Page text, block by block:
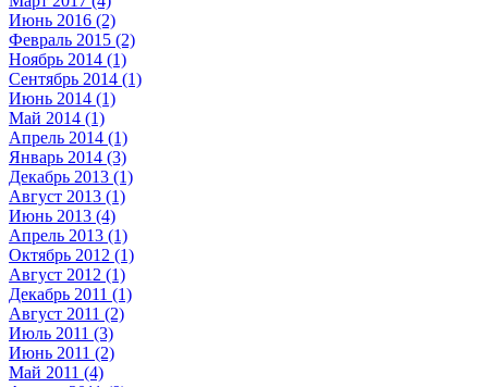
Июнь 2016 (2)
Февраль 2015 (2)
Ноябрь 2014 (1)
Сентябрь 2014 (1)
Июнь 2014 (1)
Май 2014 (1)
Апрель 2014 (1)
Январь 2014 (3)
Декабрь 2013 (1)
Август 2013 (1)
Июнь 2013 (4)
Апрель 2013 (1)
Октябрь 2012 (1)
Август 2012 (1)
Декабрь 2011 (1)
Август 2011 (2)
Июль 2011 (3)
Июнь 2011 (2)
Май 2011 (4)